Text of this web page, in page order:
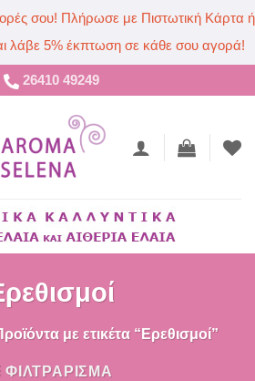
σου! Πλήρωσε με Πιστωτική Κάρτα ή
λάβε 5% έκπτωση σε κάθε σου αγορά!
26410 49249
με ετικέτα “Ερεθισμοί”
ΦΙΛΤΡΑΡΙΣΜΑ